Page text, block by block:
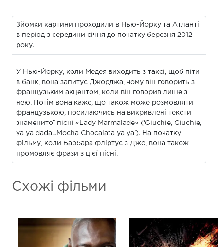
Зйомки картини проходили в Нью-Йорку та Атланті
в період з середини січня до початку березня 2012
року.
У Нью-Йорку, коли Медея виходить з таксі, щоб піти
в банк, вона запитує Джорджа, чому він говорить з
французьким акцентом, коли він говорив лише з
нею. Потім вона каже, що також може розмовляти
французькою, посилаючись на викривлені тексти
знаменитої пісні «Lady Marmalade» ('Giuchie, Giuchie,
ya ya dada...Mocha Chocalata ya ya'). На початку
фільму, коли Барбара фліртує з Джо, вона також
промовляє фрази з цієї пісні.
Схожі фільми